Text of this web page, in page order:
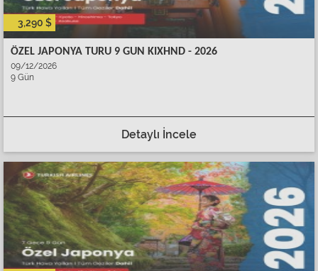
3,290 $
ÖZEL JAPONYA TURU 9 GUN KIXHND - 2026
09/12/2026
9 Gün
Detaylı İncele